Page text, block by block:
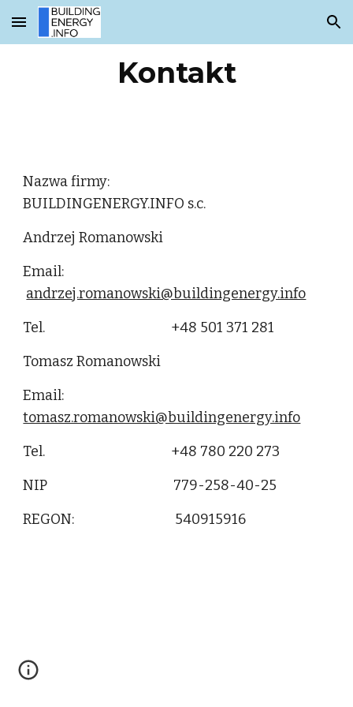
Skip to main content Skip to navigation
Kontakt
Nazwa firmy:
BUILDINGENERGY.INFO s.c.
Andrzej Romanowski
Email:
andrzej.romanowski@buildingenergy.info
Tel. +48 501 371 281
Tomasz Romanowski
Email:
tomasz.romanowski@buildingenergy.info
Tel. +48 780 220 273
NIP 779-258-40-25
REGON: 540915916